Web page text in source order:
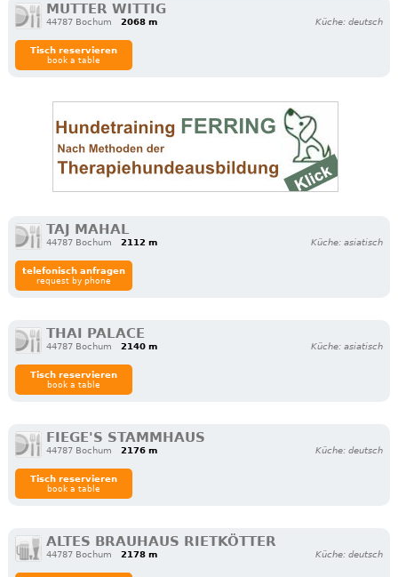
MUTTER WITTIG
44787 Bochum 2068 m Küche: deutsch
Tisch reservieren
book a table
TAJ MAHAL
44787 Bochum 2112 m Küche: asiatisch
telefonisch anfragen
request by phone
THAI PALACE
44787 Bochum 2140 m Küche: asiatisch
Tisch reservieren
book a table
FIEGE'S STAMMHAUS
44787 Bochum 2176 m Küche: deutsch
Tisch reservieren
book a table
ALTES BRAUHAUS RIETKÖTTER
44787 Bochum 2178 m Küche: deutsch